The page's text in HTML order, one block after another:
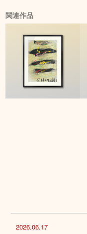
関連作品
2026.06.17